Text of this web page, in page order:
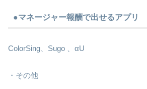
●マネージャー報酬で出せるアプリ
ColorSing、Sugo 、αU
・その他